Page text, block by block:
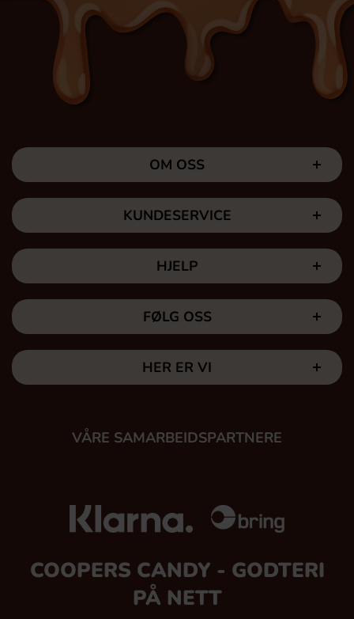
OM OSS
KUNDESERVICE
HJELP
FØLG OSS
HER ER VI
VÅRE SAMARBEIDSPARTNERE
COOPERS CANDY - GODTERI
PÅ NETT